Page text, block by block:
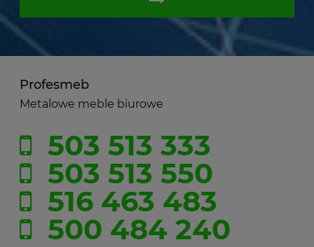
Profesmeb
Metalowe meble biurowe
503 513 333
503 513 550
516 463 483
500 484 240